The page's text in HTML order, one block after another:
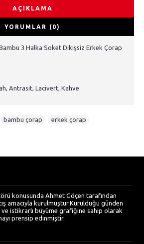
AÇIKLAMA
YORUMLAR (0)
3 Halka Soket Dikişsiz Erkek Çorap
Antrasit, Lacivert, Kahve
bambu çorap erkek çorap
konusunda Ahmet Göçen tarafından
amacıyla kurulmuştur.Kurulduğu günden
istikrarlı büyüme grafiğine sahip olarak
prensip edinmiştir.